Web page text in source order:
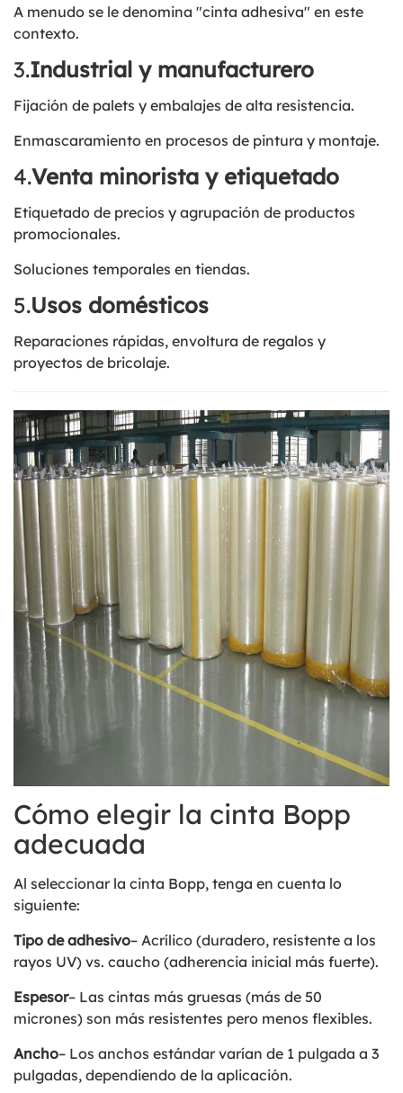
A menudo se le denomina "cinta adhesiva" en este
contexto.
3.Industrial y manufacturero
Fijación de palets y embalajes de alta resistencia.
Enmascaramiento en procesos de pintura y montaje.
4.Venta minorista y etiquetado
Etiquetado de precios y agrupación de productos
promocionales.
Soluciones temporales en tiendas.
5.Usos domésticos
Reparaciones rápidas, envoltura de regalos y
proyectos de bricolaje.
Cómo elegir la cinta Bopp
adecuada
Al seleccionar la cinta Bopp, tenga en cuenta lo
siguiente:
Tipo de adhesivo– Acrílico (duradero, resistente a los
rayos UV) vs. caucho (adherencia inicial más fuerte).
Espesor– Las cintas más gruesas (más de 50
micrones) son más resistentes pero menos flexibles.
Ancho– Los anchos estándar varían de 1 pulgada a 3
pulgadas, dependiendo de la aplicación.